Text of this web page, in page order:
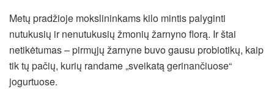
Metų pradžioje mokslininkams kilo mintis palyginti
nutukusių ir nenutukusių žmonių žarnyno florą. Ir štai
netikėtumas – pirmųjų žarnyne buvo gausu probiotikų, kaip
tik tų pačių, kurių randame „sveikatą gerinančiuose“
jogurtuose.